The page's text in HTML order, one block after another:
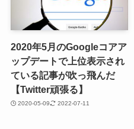
2020年5月のGoogleコアア
ップデートで上位表示され
ている記事が吹っ飛んだ
【Twitter頑張る】
2020-05-09 2022-07-11